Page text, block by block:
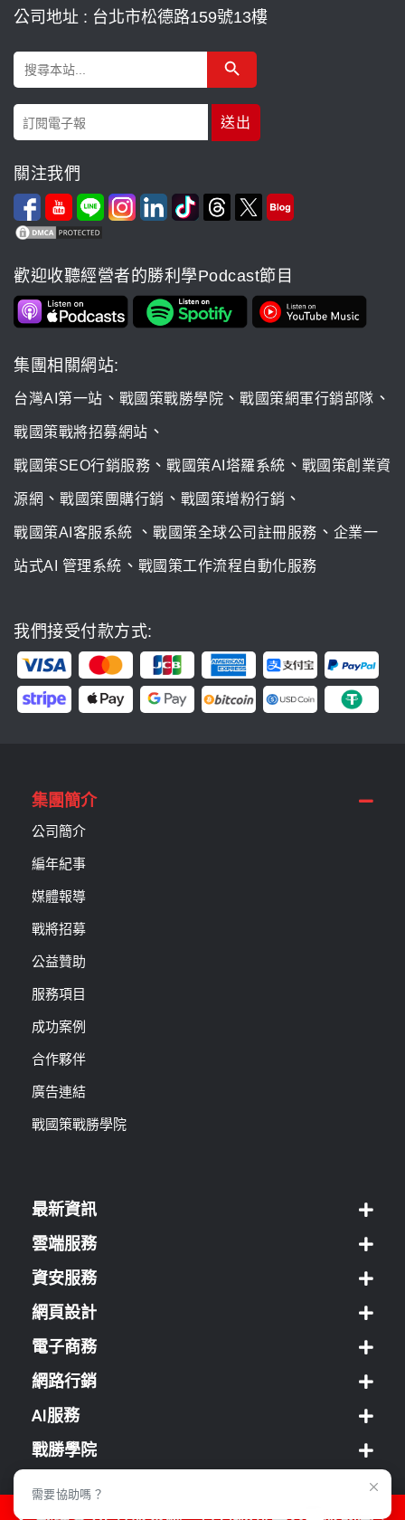
公司地址 : 台北市松德路159號13樓
Search
for:
Search Button
關注我們
歡迎收聽經營者的勝利學Podcast節目
集團相關網站:
台灣AI第一站 、 戰國策戰勝學院 、 戰國策網軍行銷部隊 、
戰國策戰將招募網站 、
戰國策SEO行銷服務 、 戰國策AI塔羅系統 、 戰國策創業資
源網 、 戰國策團購行銷 、 戰國策增粉行銷 、
戰國策AI客服系統 、 戰國策全球公司註冊服務 、 企業一
站式AI 管理系統 、 戰國策工作流程自動化服務
我們接受付款方式:
集團簡介
公司簡介
編年紀事
媒體報導
戰將招募
公益贊助
服務項目
成功案例
合作夥伴
廣告連結
戰國策戰勝學院
最新資訊
雲端服務
資安服務
網頁設計
電子商務
網路行銷
AI服務
戰勝學院
經銷方案
戰國策 AI 客服系統，可1抵5位真人客服成本！
需要協助嗎？